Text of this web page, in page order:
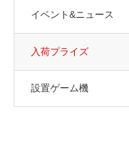
イベント&ニュース
入荷プライズ
設置ゲーム機